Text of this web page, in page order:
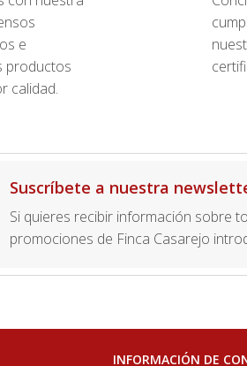
e
productos
calidad.
Suscríbete a nuestra
Si quieres recibir información sobre
promociones de Finca Casarejo
INFORMACIÓN DE